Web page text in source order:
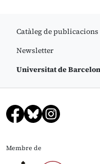
Catàleg de publicacions
Newsletter
Universitat de
Membre de